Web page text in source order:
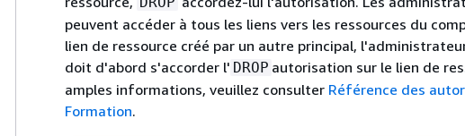
peuvent accéder à tous les liens vers les ressources du
lien de ressource créé par un autre principal,
doit d'abord s'accorder l' DROP autorisation sur le lien de
amples informations, veuillez consulter Référence des
Formation.